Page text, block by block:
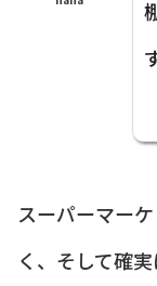
スーパーマー
く、そして確